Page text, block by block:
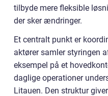
tilbyde mere fleksible
der sker ændringer.
Et centralt punkt er
aktører samler styringen
eksempel på et
daglige operationer
Litauen. Den struktur